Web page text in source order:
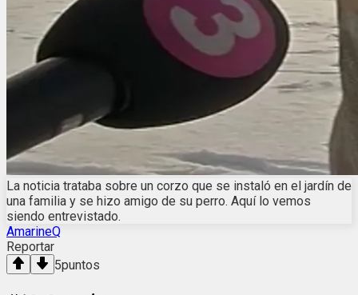
La noticia trataba sobre un corzo que se instaló en el jardín de
una familia y se hizo amigo de su perro. Aquí lo vemos
siendo entrevistado.
AmarineQ
Reportar
5puntos